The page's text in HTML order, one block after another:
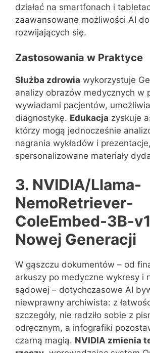
działać na smartfonach i
zaawansowane możliwości AI
rozwijających się.
Zastosowania w Praktyce
Służba zdrowia wykorzystuje
analizy obrazów medycznych w
wywiadami pacjentów,
diagnostykę. Edukacja zyskuje
którzy mogą jednocześnie
nagrania wykładów i
spersonalizowane materiały
3. NVIDIA/Llama-
NemoRetriever-
ColeEmbed-3B-
Nowej Generacji
W gąszczu dokumentów – od
arkuszy po medyczne wykresy i
sądowej – dotychczasowe AI
niewprawny archiwista: z
szczegóły, nie radziło sobie z
odręcznym, a infografiki
czarną magią. NVIDIA zmienia